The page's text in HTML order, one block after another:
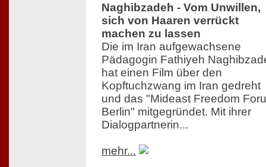
Naghibzadeh - Vom Unwillen,
sich von Haaren verrückt
machen zu lassen
Die im Iran aufgewachsene
Pädagogin Fathiyeh
hat einen Film über den
Kopftuchzwang im Iran gedreht
und das "Mideast Freedom
Berlin" mitgegründet. Mit ihrer
Dialogpartnerin...
mehr...